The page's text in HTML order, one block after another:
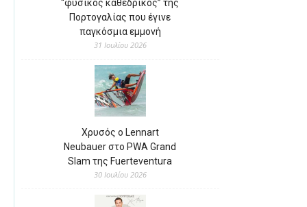
“φυσικός καθεδρικός” της
Πορτογαλίας που έγινε
παγκόσμια εμμονή
31 Ιουλίου 2026
Χρυσός ο Lennart
Neubauer στο PWA Grand
Slam της Fuerteventura
30 Ιουλίου 2026